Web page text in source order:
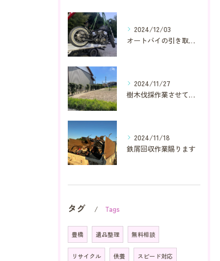
2024/12/03
オートバイの引き取り又は買取り作業賜ります
2024/11/27
樹木伐採作業させて頂きました
2024/11/18
鉄屑回収作業賜ります
タグ Tags
豊橋 遺品整理 無料相談
リサイクル 供養 スピード対応